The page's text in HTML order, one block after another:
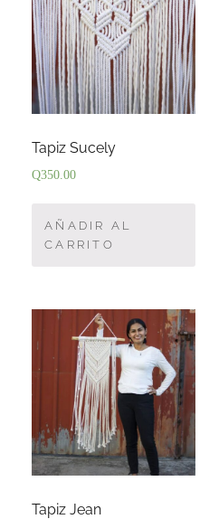
Tapiz Sucely
Q350.00
AÑADIR AL
CARRITO
Tapiz Jean